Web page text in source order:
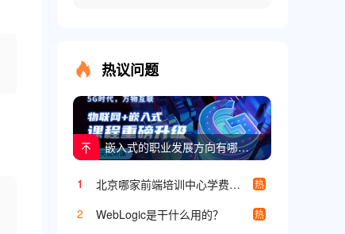
热议问题
嵌入式的职业发展方向有哪些？
1 北京哪家前端培训中心学费便宜？ 热
2 WebLogic是干什么用的？ 热